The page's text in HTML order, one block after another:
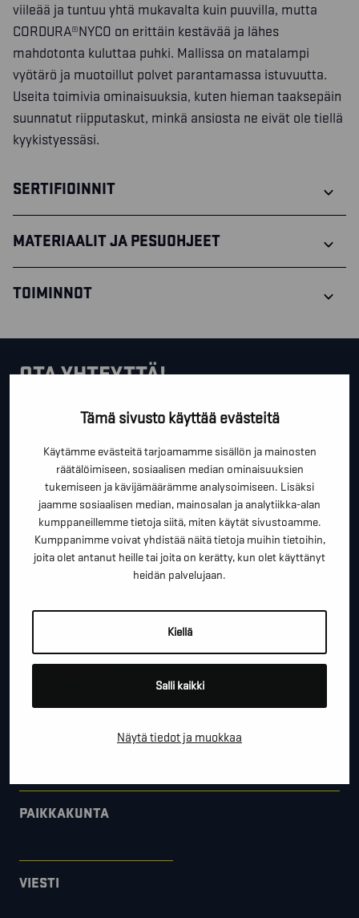
Tämä sivusto käyttää evästeitä
Käytämme evästeitä tarjoamamme sisällön ja mainosten
räätälöimiseen, sosiaalisen median ominaisuuksien
tukemiseen ja kävijämäärämme analysoimiseen. Lisäksi
jaamme sosiaalisen median, mainosalan ja analytiikka-alan
kumppaneillemme tietoja siitä, miten käytät sivustoamme.
Kumppanimme voivat yhdistää näitä tietoja muihin tietoihin,
joita olet antanut heille tai joita on kerätty, kun olet käyttänyt
heidän palvelujaan.
Kiellä
Salli kaikki
Näytä tiedot ja muokkaa
viileää ja tuntuu yhtä mukavalta kuin puuvilla, mutta
CORDURA®NYCO on erittäin kestävää ja lähes
mahdotonta kuluttaa puhki. Mallissa on matalampi
vyötärö ja muotoillut polvet parantamassa istuvuutta.
Useita toimivia ominaisuuksia, kuten hieman taaksepäin
suunnatut riipputaskut, minkä ansiosta ne eivät ole tiellä
kyykistyessäsi.
SERTIFIOINNIT
MATERIAALIT JA PESUOHJEET
TOIMINNOT
OTA YHTEYTTÄ!
Tällä lomakkeella voit kysyä lisäinfoa, pyytää ilmaista
terveisiä!
" näyttää pakolliset kentät
ETUNIMI SUKUNIMI *
PAIKKAKUNTA
VIESTI